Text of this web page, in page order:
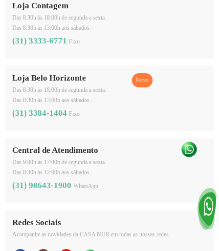
Loja Contagem
Das 8:30h às 18:00h de segunda a sexta.
Das 8:30h às 13:00h aos sábados.
(31) 3333-6771 Fixo
Loja Belo Horizonte
Das 8:30h às 18:00h de segunda a sexta.
Das 8:30h às 13:00h aos sábados.
(31) 3384-1404 Fixo
Central de Atendimento
Das 9:00h às 17:00h de segunda a sexta.
Das 8:30h às 12:00h aos sábados.
(31) 98643-1900 WhatsApp
Redes Sociais
Acompanhe as novidades da CASA NUR em todas as nossas redes.